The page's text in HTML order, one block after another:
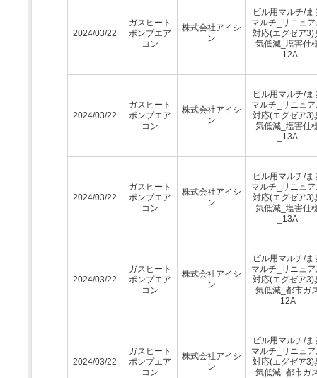
2024/03/22
ガスヒート
ポンプエア
コン
株式会社アイシ
ン
ビル用マルチ/ま
マルチ_リニュ
対応(エグゼア3)
気低減_塩害仕
_12A
2024/03/22
ガスヒート
ポンプエア
コン
株式会社アイシ
ン
ビル用マルチ/ま
マルチ_リニュ
対応(エグゼア3)
気低減_塩害仕
_13A
2024/03/22
ガスヒート
ポンプエア
コン
株式会社アイシ
ン
ビル用マルチ/ま
マルチ_リニュ
対応(エグゼア3)
気低減_塩害仕
_13A
2024/03/22
ガスヒート
ポンプエア
コン
株式会社アイシ
ン
ビル用マルチ/ま
マルチ_リニュ
対応(エグゼア3)
気低減_都市ガ
12A
2024/03/22
ガスヒート
ポンプエア
コン
株式会社アイシ
ン
ビル用マルチ/ま
マルチ_リニュ
対応(エグゼア3)
気低減_都市ガ